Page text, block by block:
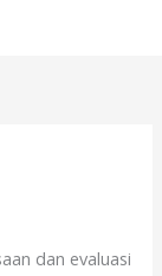
dan evaluasi